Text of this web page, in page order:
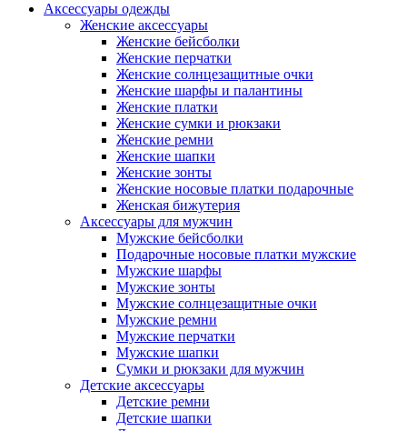
Аксессуары одежды
Женские аксессуары
Женские бейсболки
Женские перчатки
Женские солнцезащитные очки
Женские шарфы и палантины
Женские платки
Женские сумки и рюкзаки
Женские ремни
Женские шапки
Женские зонты
Женские носовые платки подарочные
Женская бижутерия
Аксессуары для мужчин
Мужские бейсболки
Подарочные носовые платки мужские
Мужские шарфы
Мужские зонты
Мужские солнцезащитные очки
Мужские ремни
Мужские перчатки
Мужские шапки
Сумки и рюкзаки для мужчин
Детские аксессуары
Детские ремни
Детские шапки